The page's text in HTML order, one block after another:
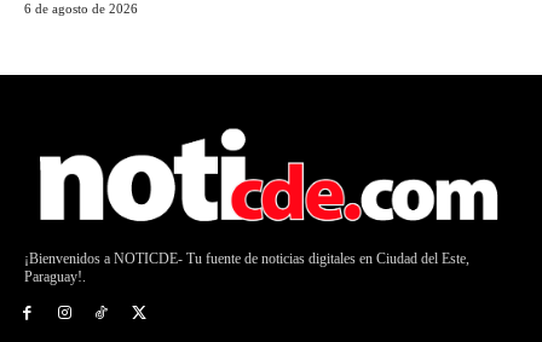
6 de agosto de 2026
¡Bienvenidos a NOTICDE- Tu fuente de noticias digitales en Ciudad del Este,
Paraguay!.